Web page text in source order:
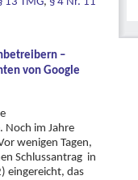
–
von Google
Noch im Jahre
wenigen Tagen,
Schlussantrag in
eingereicht, das